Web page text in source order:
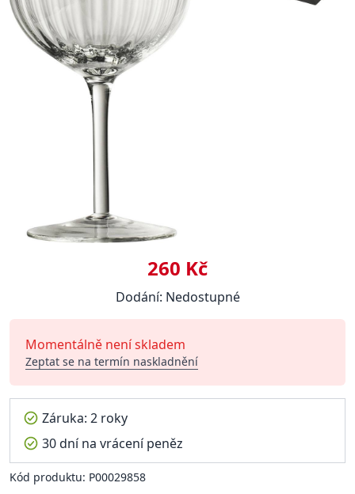
260 Kč
Dodání: Nedostupné
Momentálně není skladem
Zeptat se na termín naskladnění
Záruka: 2 roky
30 dní na vrácení peněz
Kód produktu: P00029858